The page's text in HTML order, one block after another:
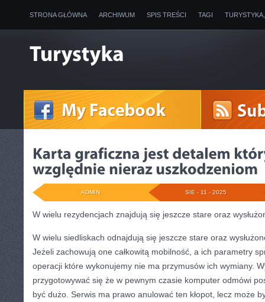
STRONA GŁÓWNA ARCHIWUM SPIS TREŚCI TAGI
SIE - 11 - 2025
ADMIN
W wielu rezydencjach znajdują się jeszcze stare oraz
W wielu siedliskach odnajdują się jeszcze stare oraz
Jeżeli zachowują one całkowitą mobilność, a ich parametry
operacji które wykonujemy nie ma przymusów ich wymiany.
przygotowywać się że w pewnym czasie komputer odmówi
być dużo. Serwis ma prawo anulować ten kłopot, lecz może